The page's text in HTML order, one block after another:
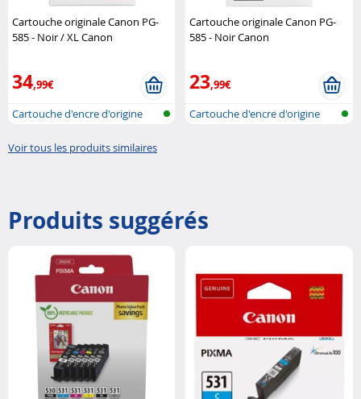
Cartouche originale Canon PG-
585 - Noir / XL Canon
34,99€
Cartouche d'encre d'origine
Cartouche originale Canon PG-
585 - Noir Canon
23,99€
Cartouche d'encre d'origine
Voir tous les produits similaires
Produits suggérés